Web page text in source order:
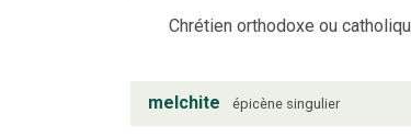
Chrétien orthodoxe ou
melchite épicène singulier